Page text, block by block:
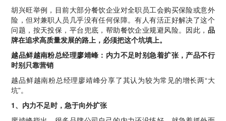
胡兴旺举例，目前大部分餐饮企业对全职员工会购买保险或意外
险，但对兼职人员几乎没有任何保障。有人有活正好解决了这个
问题，按天投保，平台兜底，帮助餐饮企业规避风险。因此， 品
牌在追求高质量发展的路上，必须把这个坑填上。
越品鲜越南粉总经理廖靖峰：内力不足时别急着扩张，产品不行
时别只靠营销
越品鲜越南粉总经理廖靖峰分享了其认为较为常见的增长两“大
坑”。
1、内力不足时，急于向外扩张